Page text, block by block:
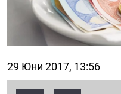
29 Юни 2017, 13:56